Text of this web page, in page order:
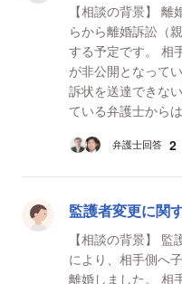
【相談の背景】
らから離婚訴訟（
する予定です。 相手方は母子寮に入所しており、住所
が非公開となって
訴状を送達できない状態
ている弁護士から
弁護士回答 2
監護者変更に関
【相談の背景】
により、相手側へ
離婚しました。 相